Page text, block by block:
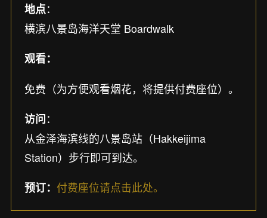
地点：
横滨八景岛海洋天堂 Boardwalk
观看：
免费（为方便观看烟花，将提供付费座位）。
访问：
从金泽海滨线的八景岛站（Hakkeijima
Station）步行即可到达。
预订：付费座位请点击此处。